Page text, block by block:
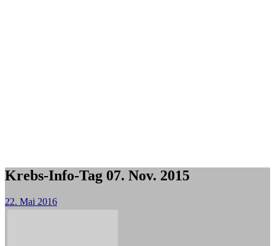
Krebs-Info-Tag 07. Nov. 2015
22. Mai 2016